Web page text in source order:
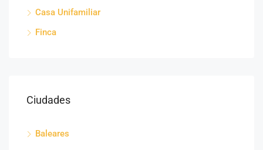
Casa Unifamiliar
Finca
Ciudades
Baleares